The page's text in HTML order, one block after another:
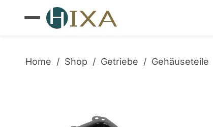
Home / Shop / Getriebe / Gehäuseteile